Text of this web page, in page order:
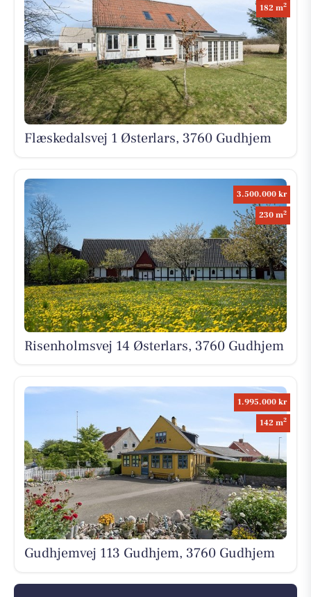
182 m2
Flæskedalsvej 1 Østerlars, 3760 Gudhjem
3.500.000 kr
230 m2
Risenholmsvej 14 Østerlars, 3760 Gudhjem
1.995.000 kr
142 m2
Gudhjemvej 113 Gudhjem, 3760 Gudhjem